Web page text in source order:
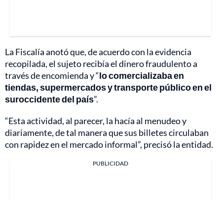
La Fiscalía anotó que, de acuerdo con la evidencia
recopilada, el sujeto recibía el dinero fraudulento a
través de encomienda y “lo comercializaba en
tiendas, supermercados y transporte público en el
suroccidente del país”.
“Esta actividad, al parecer, la hacía al menudeo y
diariamente, de tal manera que sus billetes circulaban
con rapidez en el mercado informal”, precisó la entidad.
PUBLICIDAD